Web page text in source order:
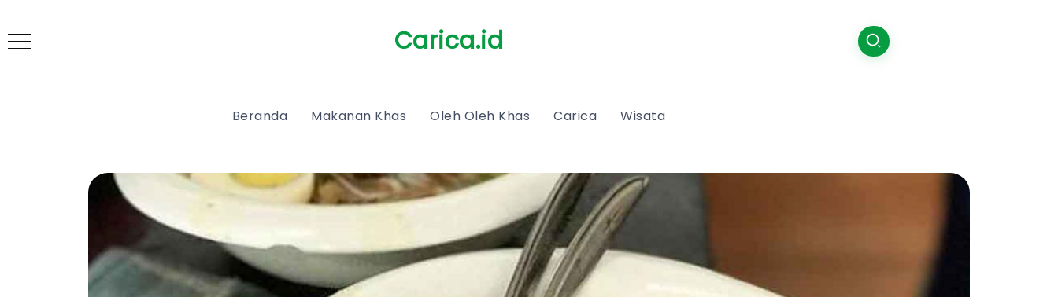
Carica.id
Beranda Makanan Khas Oleh Oleh Khas Carica Wisata